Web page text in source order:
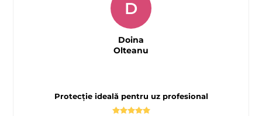
Protecție ideală pentru uz profesional
D
Doina
Olteanu